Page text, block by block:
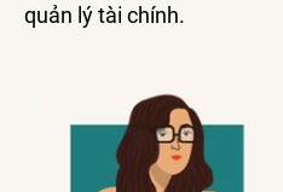
quản lý tài chính.